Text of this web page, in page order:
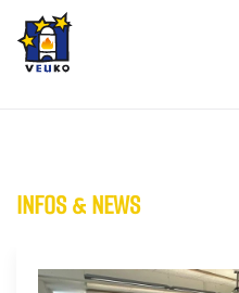
Zum Hauptinhalt
INFOS & NEWS